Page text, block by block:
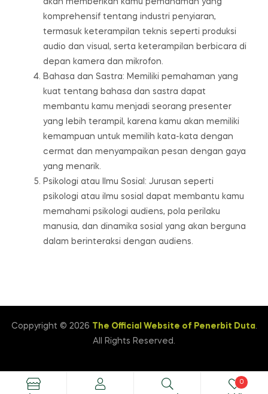
komprehensif tentang industri penyiaran,
termasuk keterampilan teknis seperti produksi
audio dan visual, serta keterampilan berbicara di
depan kamera dan mikrofon.
Bahasa dan Sastra: Memiliki pemahaman yang
kuat tentang bahasa dan sastra dapat
membantu kamu menjadi seorang presenter
yang lebih terampil, karena kamu akan memiliki
kemampuan untuk memilih kata-kata dengan
cermat dan menyampaikan pesan dengan gaya
yang menarik.
Psikologi atau Ilmu Sosial: Jurusan seperti
psikologi atau ilmu sosial dapat membantu kamu
memahami psikologi audiens, pola perilaku
manusia, dan dinamika sosial yang akan berguna
dalam berinteraksi dengan audiens.
Coppyright © 2026 The Official Website of Penerbit Duta.
All Rights Reserved.
0